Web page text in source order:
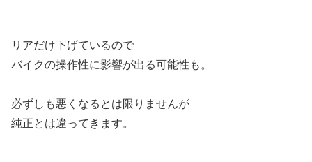
リアだけ下げているので
バイクの操作性に影響が出る可能性も。
必ずしも悪くなるとは限りませんが
純正とは違ってきます。